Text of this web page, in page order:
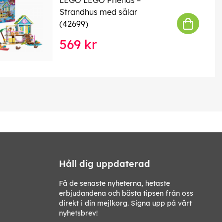
Strandhus med sälar
(42699)
569 kr
Håll dig uppdaterad
Få de senaste nyheterna, hetaste
erbjudandena och bästa tipsen från oss
direkt i din mejlkorg. Signa upp på vårt
nyhetsbrev!